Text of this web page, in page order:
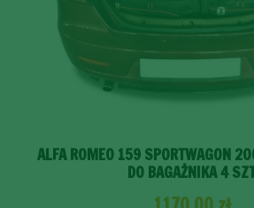
ALFA ROMEO 159 SPORTWAGON
DO BAGAŻNIKA 4